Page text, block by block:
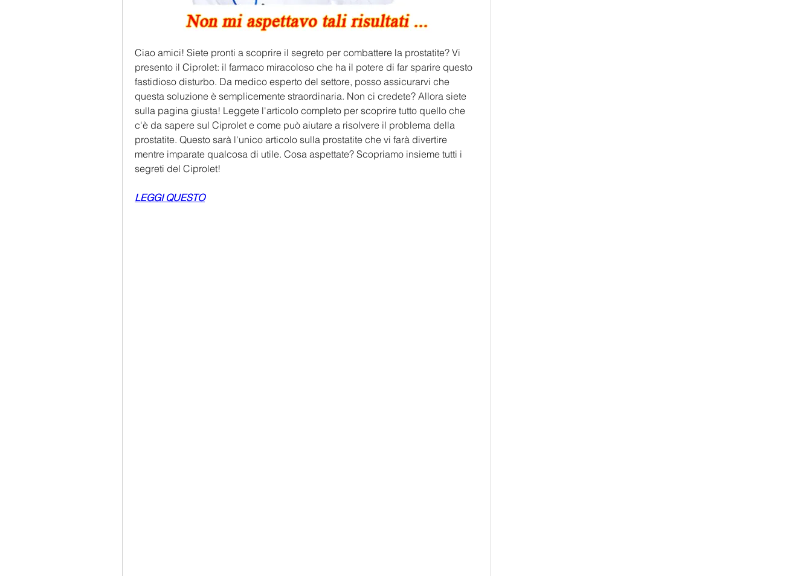
Ciao amici! Siete pronti a scoprire il segreto per combattere la prostatite? Vi
presento il Ciprolet: il farmaco miracoloso che ha il potere di far sparire questo
fastidioso disturbo. Da medico esperto del settore, posso assicurarvi che
questa soluzione è semplicemente straordinaria. Non ci credete? Allora siete
sulla pagina giusta! Leggete l'articolo completo per scoprire tutto quello che
c'è da sapere sul Ciprolet e come può aiutare a risolvere il problema della
prostatite. Questo sarà l'unico articolo sulla prostatite che vi farà divertire
mentre imparate qualcosa di utile. Cosa aspettate? Scopriamo insieme tutti i
segreti del Ciprolet!
LEGGI QUESTO